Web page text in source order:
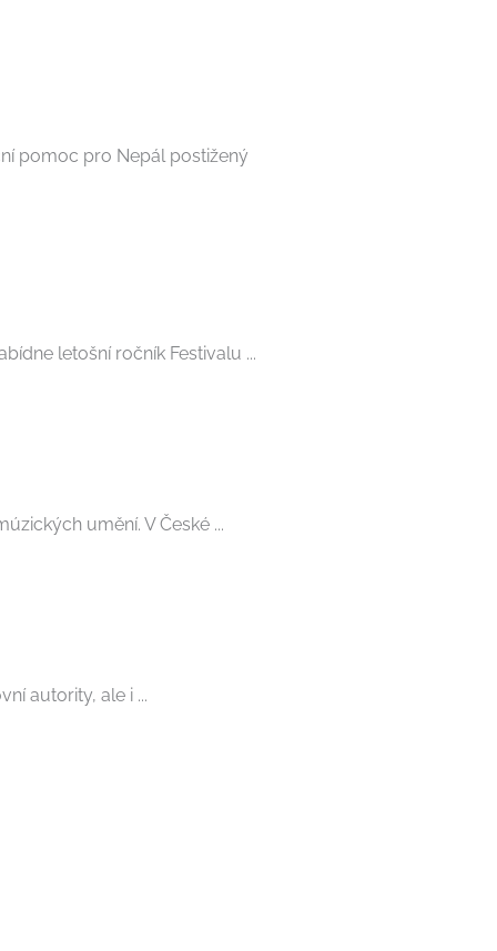
pomoc pro Nepál postižený
letošní ročník Festivalu ...
umění. V České ...
autority, ale i ...